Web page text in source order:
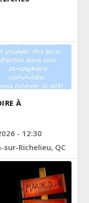
À
- 12:30
Richelieu, QC